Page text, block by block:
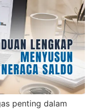
penting dalam